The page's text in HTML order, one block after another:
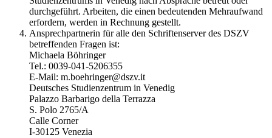
durchgeführt. Arbeiten, die einen bedeutenden Mehraufwand
erfordern, werden in Rechnung gestellt.
Ansprechpartnerin für alle den Schriftenserver des DSZV
betreffenden Fragen ist:
Michaela Böhringer
Tel.: 0039-041-5206355
E-Mail: m.boehringer@dszv.it
Deutsches Studienzentrum in Venedig
Palazzo Barbarigo della Terrazza
S. Polo 2765/A
Calle Corner
I-30125 Venezia